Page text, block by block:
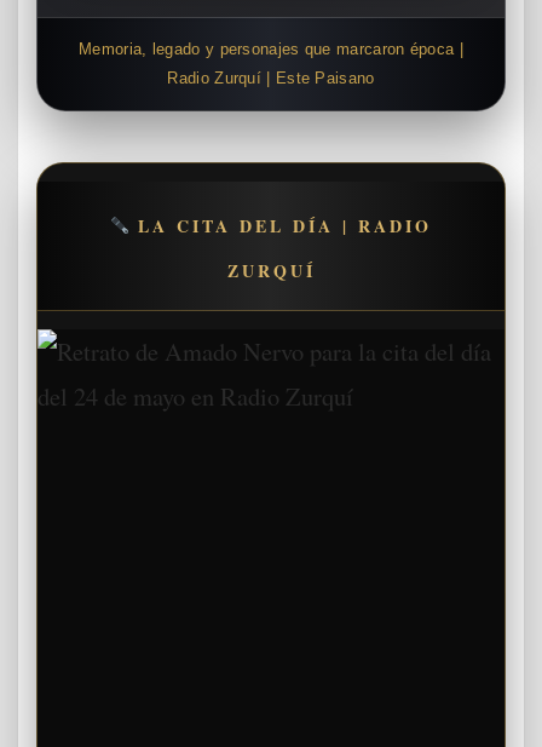
Memoria, legado y personajes que marcaron época |
Radio Zurquí | Este Paisano
LA CITA DEL DÍA | RADIO
ZURQUÍ